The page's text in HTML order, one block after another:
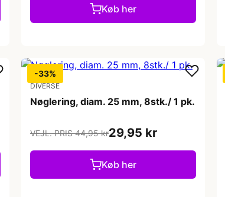
Køb her
-33%
DIVERSE
Nøglering, diam. 25 mm, 8stk./ 1 pk.
VEJL. PRIS 44,95 kr29,95 kr
Køb her